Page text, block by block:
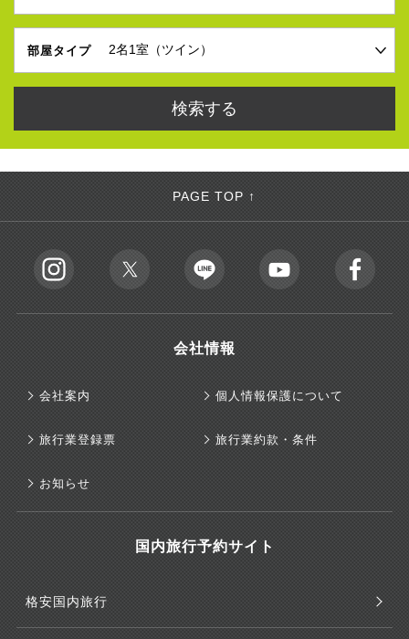
部屋タイプ
PAGE TOP ↑
会社情報
会社案内 個人情報保護について
旅行業登録票 旅行業約款・条件
お知らせ
国内旅行予約サイト
格安国内旅行